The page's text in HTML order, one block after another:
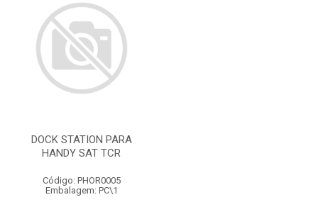
DOCK STATION PARA
HANDY SAT TCR
Código: PHOR0005
Embalagem: PC\1